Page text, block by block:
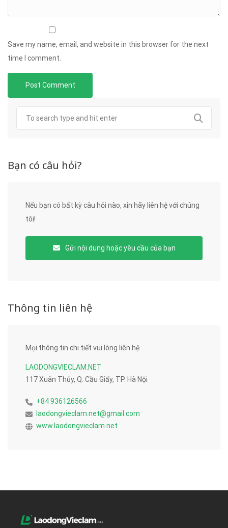
Save my name, email, and website in this browser for the next
time I comment.
Bạn có câu hỏi?
Nếu bạn có bất kỳ câu hỏi nào, xin hãy liên hệ với chúng
tôi!
Gửi nội dung hoặc yêu cầu của bạn
Thông tin liên hệ
Mọi thông tin chi tiết vui lòng liên hệ
LAODONGVIECLAM.NET
117 Xuân Thủy, Q. Cầu Giấy, TP. Hà Nội
+84 936126566
laodongvieclam.net@gmail.com
www.laodongvieclam.net